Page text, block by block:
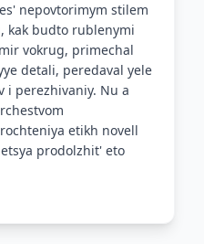
nepovtorimym stilem
kak budto rublenymi
vokrug, primechal
detali, peredaval yele
i perezhivaniy. Nu a
etikh novell
prodolzhit' eto